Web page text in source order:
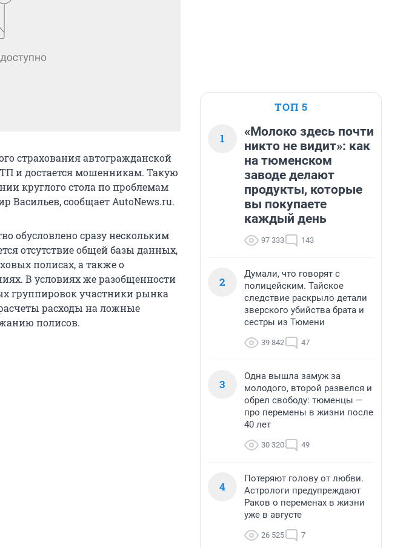
страхования автогражданской
и достается мошенникам. Такую
круглого стола по проблемам
Васильев, сообщает AutoNews.ru.
обусловлено сразу нескольким
отсутствие общей базы данных,
полисах, а также о
В условиях же разобщенности
группировок участники рынка
расходы на ложные
полисов.
ТОП 5
1
«Молоко здесь почти
никто не видит»: как
на тюменском
заводе делают
продукты, которые
вы покупаете
каждый день
97 333 143
2
Думали, что говорят с
полицейским. Тайское
следствие раскрыло детали
зверского убийства брата и
сестры из Тюмени
39 842 47
3
Одна вышла замуж за
молодого, второй развелся и
обрел свободу: тюменцы —
про перемены в жизни после
40 лет
30 320 49
4
Потеряют голову от любви.
Астрологи предупреждают
Раков о переменах в жизни
уже в августе
26 525 7